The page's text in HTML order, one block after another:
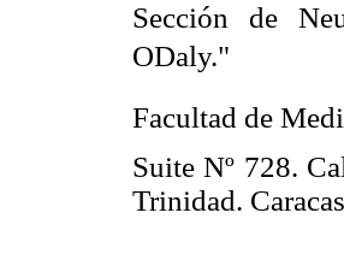
Sección de
ODaly."
Facultad de
Suite Nº 728.
Trinidad.